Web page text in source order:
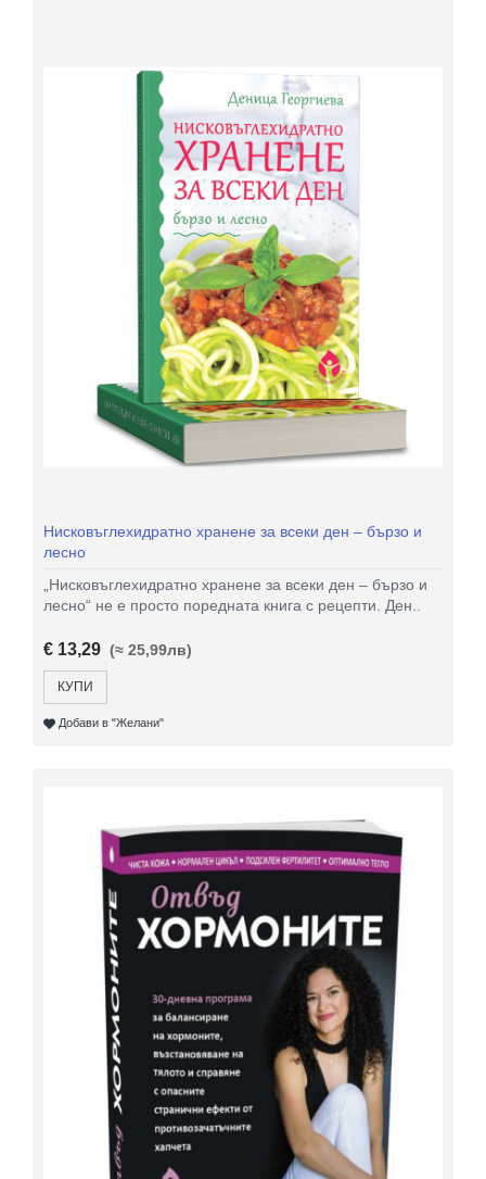
Нисковъглехидратно хранене за всеки ден – бързо и
лесно
„Нисковъглехидратно хранене за всеки ден – бързо и
лесно“ не е просто поредната книга с рецепти. Ден..
€ 13,29 (≈ 25,99лв)
КУПИ
Добави в "Желани"